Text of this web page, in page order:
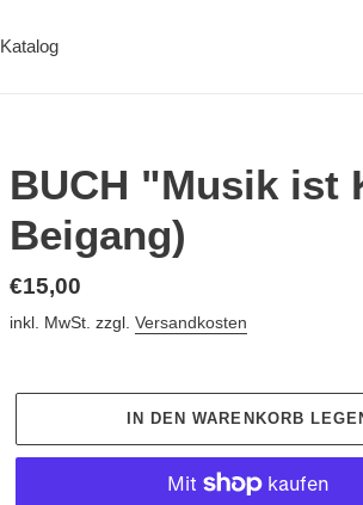
Katalog
BUCH "Musik ist
Beigang)
Normaler
Preis
€15,00
inkl. MwSt. zzgl. Versandkosten
IN DEN WARENKORB